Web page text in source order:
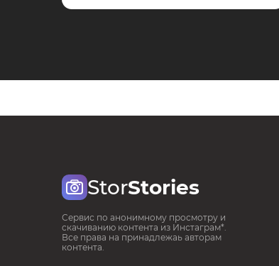
StorStories
Сервис по анонимному просмотру и
скачиванию контента из Инстаграм*.
Все права на принадлежаь авторам
контента.